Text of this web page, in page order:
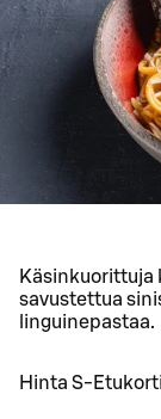
Käsinkuorittuja
savustettua
linguinepastaa.
Hinta S-